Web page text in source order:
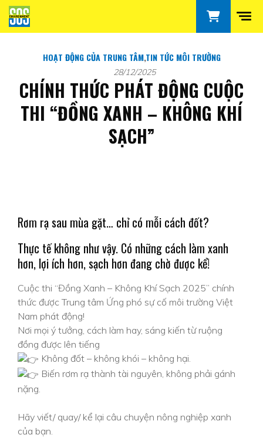
HOẠT ĐỘNG CỦA TRUNG TÂM,TIN TỨC MÔI TRƯỜNG
28/12/2025
CHÍNH THỨC PHÁT ĐỘNG CUỘC
THI “ĐỒNG XANH – KHÔNG KHÍ
SẠCH”
Rơm rạ sau mùa gặt… chỉ có mỗi cách đốt?
Thực tế không như vậy. Có những cách làm xanh
hơn, lợi ích hơn, sạch hơn đang chờ được kể!
Cuộc thi “Đồng Xanh – Không Khí Sạch 2025” chính
thức được Trung tâm Ứng phó sự cố môi trường Việt
Nam phát động!
Nơi mọi ý tưởng, cách làm hay, sáng kiến từ ruộng
đồng được lên tiếng
Không đốt – không khói – không hại.
Biến rơm rạ thành tài nguyên, không phải gánh
nặng.
Hãy viết/ quay/ kể lại câu chuyện nông nghiệp xanh
của bạn.